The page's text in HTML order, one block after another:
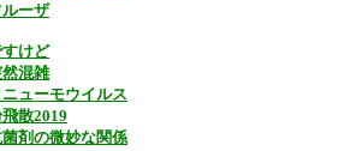
ーザ
けど
混雑
ューモウイルス
散2019
剤の微妙な関係